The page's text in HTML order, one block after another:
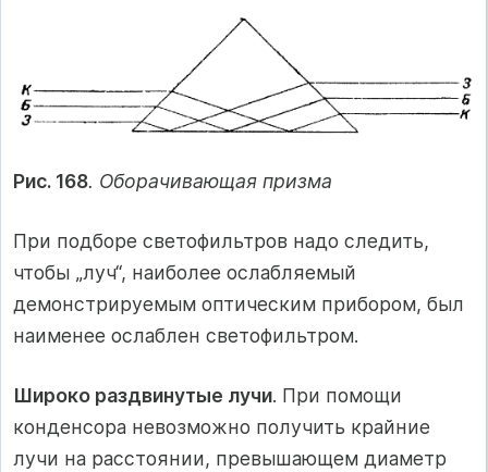
Рис. 168. Оборачивающая призма
При подборе светофильтров надо следить,
чтобы „луч“, наиболее ослабляемый
демонстрируемым оптическим прибором, был
наименее ослаблен светофильтром.
Широко раздвинутые лучи. При помощи
конденсора невозможно получить крайние
лучи на расстоянии, превышающем диаметр